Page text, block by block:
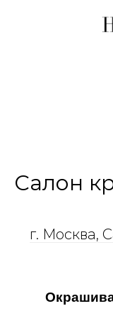
Салон
г. Москва,